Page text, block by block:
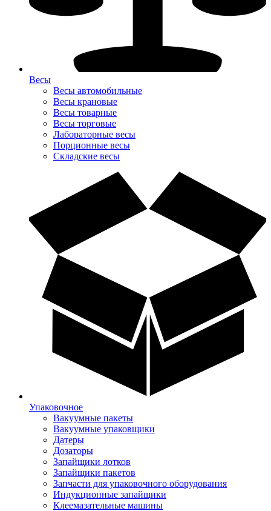
Весы
Весы автомобильные
Весы крановые
Весы товарные
Весы торговые
Лабораторные весы
Порционные весы
Складские весы
Упаковочное
Вакуумные пакеты
Вакуумные упаковщики
Датеры
Дозаторы
Запайщики лотков
Запайщики пакетов
Запчасти для упаковочного оборудования
Индукционные запайщики
Клеемазательные машины